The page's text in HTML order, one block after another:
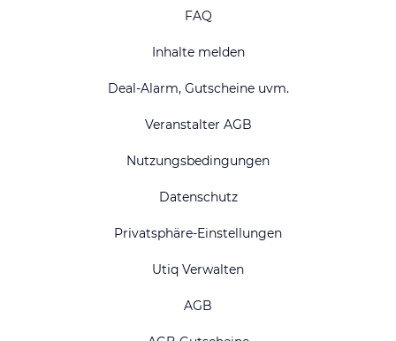
FAQ
Inhalte melden
Deal-Alarm, Gutscheine uvm.
Veranstalter AGB
Nutzungsbedingungen
Datenschutz
Privatsphäre-Einstellungen
Utiq Verwalten
AGB